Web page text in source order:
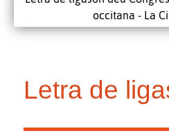
occitana - La
Letra de